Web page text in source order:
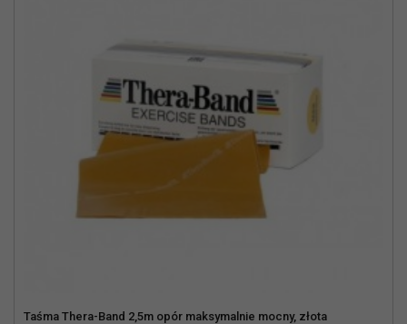
Taśma Thera-Band 2,5m opór maksymalnie mocny, złota